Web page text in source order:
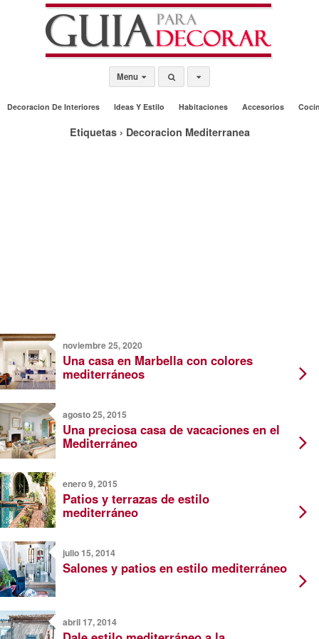
Menu
Decoracion De Interiores Ideas Y Estilo Habitaciones Accesorios
Etiquetas › Decoracion Mediterranea
noviembre 25, 2020
Una casa en Marbella con colores
mediterráneos
agosto 25, 2015
Una preciosa casa de vacaciones en el
Mediterráneo
enero 9, 2015
Patios y terrazas de estilo
mediterráneo
julio 15, 2014
Salones y patios en estilo mediterráneo
abril 17, 2014